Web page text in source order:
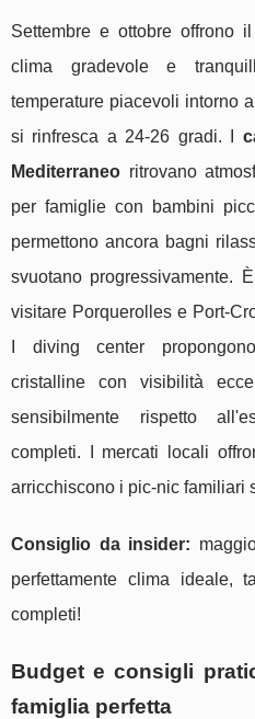
Settembre e ottobre offrono
clima gradevole e
temperature piacevoli intorno
si rinfresca a 24-26 gradi. I
Mediterraneo ritrovano
per famiglie con bambini
permettono ancora bagni
svuotano progressivamente.
visitare Porquerolles e Port-
I diving center
cristalline con visibilità
sensibilmente rispetto
completi. I mercati locali
arricchiscono i pic-nic familiari
Consiglio da insider:
perfettamente clima ideale,
completi!
Budget e consigli
famiglia perfetta